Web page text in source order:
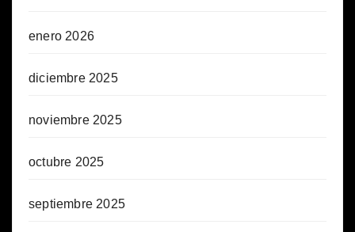
enero 2026
diciembre 2025
noviembre 2025
octubre 2025
septiembre 2025